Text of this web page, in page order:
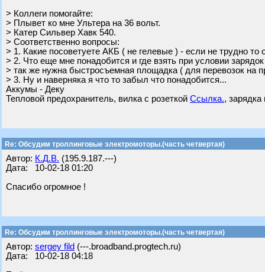
> Коллеги помогайте:
> Плывет ко мне Ультера на 36 вольт.
> Катер Сильвер Хавк 540.
> Соответственно вопросы:
> 1. Какие посоветуете АКБ ( не гелевые ) - если не трудно то
> 2. Что еще мне понадобится и где взять при условии
> так же нужна быстросъемная площадка ( для перевозок на
> 3. Ну и наверняка я что то забыл что понадобится...
Аккумы - Деку
Тепловой предохранитель, вилка с розеткой Ссылка.,
Re: Обсудим троллинговые электромоторы.(часть четвертая)
Автор: К.Д.В. (195.9.187.---)
Дата: 10-02-18 01:20
Спасибо огромное !
Re: Обсудим троллинговые электромоторы.(часть четвертая)
Автор: sergey fild (---.broadband.progtech.ru)
Дата: 10-02-18 04:18